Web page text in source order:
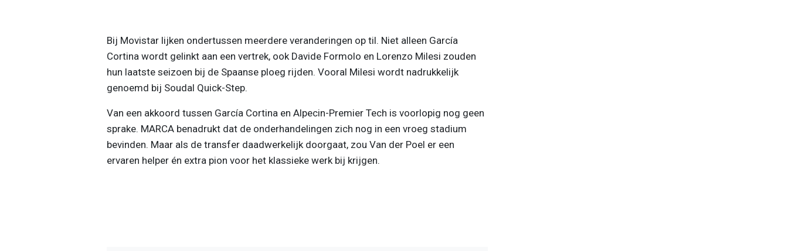
Bij Movistar lijken ondertussen meerdere veranderingen op til. Niet alleen García
Cortina wordt gelinkt aan een vertrek, ook Davide Formolo en Lorenzo Milesi zouden
hun laatste seizoen bij de Spaanse ploeg rijden. Vooral Milesi wordt nadrukkelijk
genoemd bij Soudal Quick-Step.
Van een akkoord tussen García Cortina en Alpecin-Premier Tech is voorlopig nog geen
sprake. MARCA benadrukt dat de onderhandelingen zich nog in een vroeg stadium
bevinden. Maar als de transfer daadwerkelijk doorgaat, zou Van der Poel er een
ervaren helper én extra pion voor het klassieke werk bij krijgen.